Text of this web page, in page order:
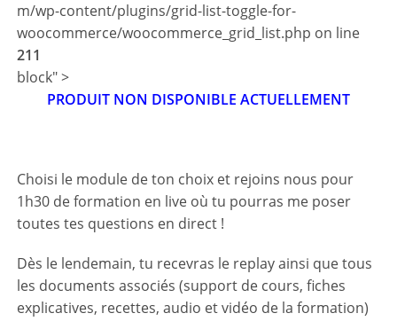
m/wp-content/plugins/grid-list-toggle-for-
woocommerce/woocommerce_grid_list.php on line
211
block" >
PRODUIT NON DISPONIBLE ACTUELLEMENT
Choisi le module de ton choix et rejoins nous pour
1h30 de formation en live où tu pourras me poser
toutes tes questions en direct !
Dès le lendemain, tu recevras le replay ainsi que tous
les documents associés (support de cours, fiches
explicatives, recettes, audio et vidéo de la formation)